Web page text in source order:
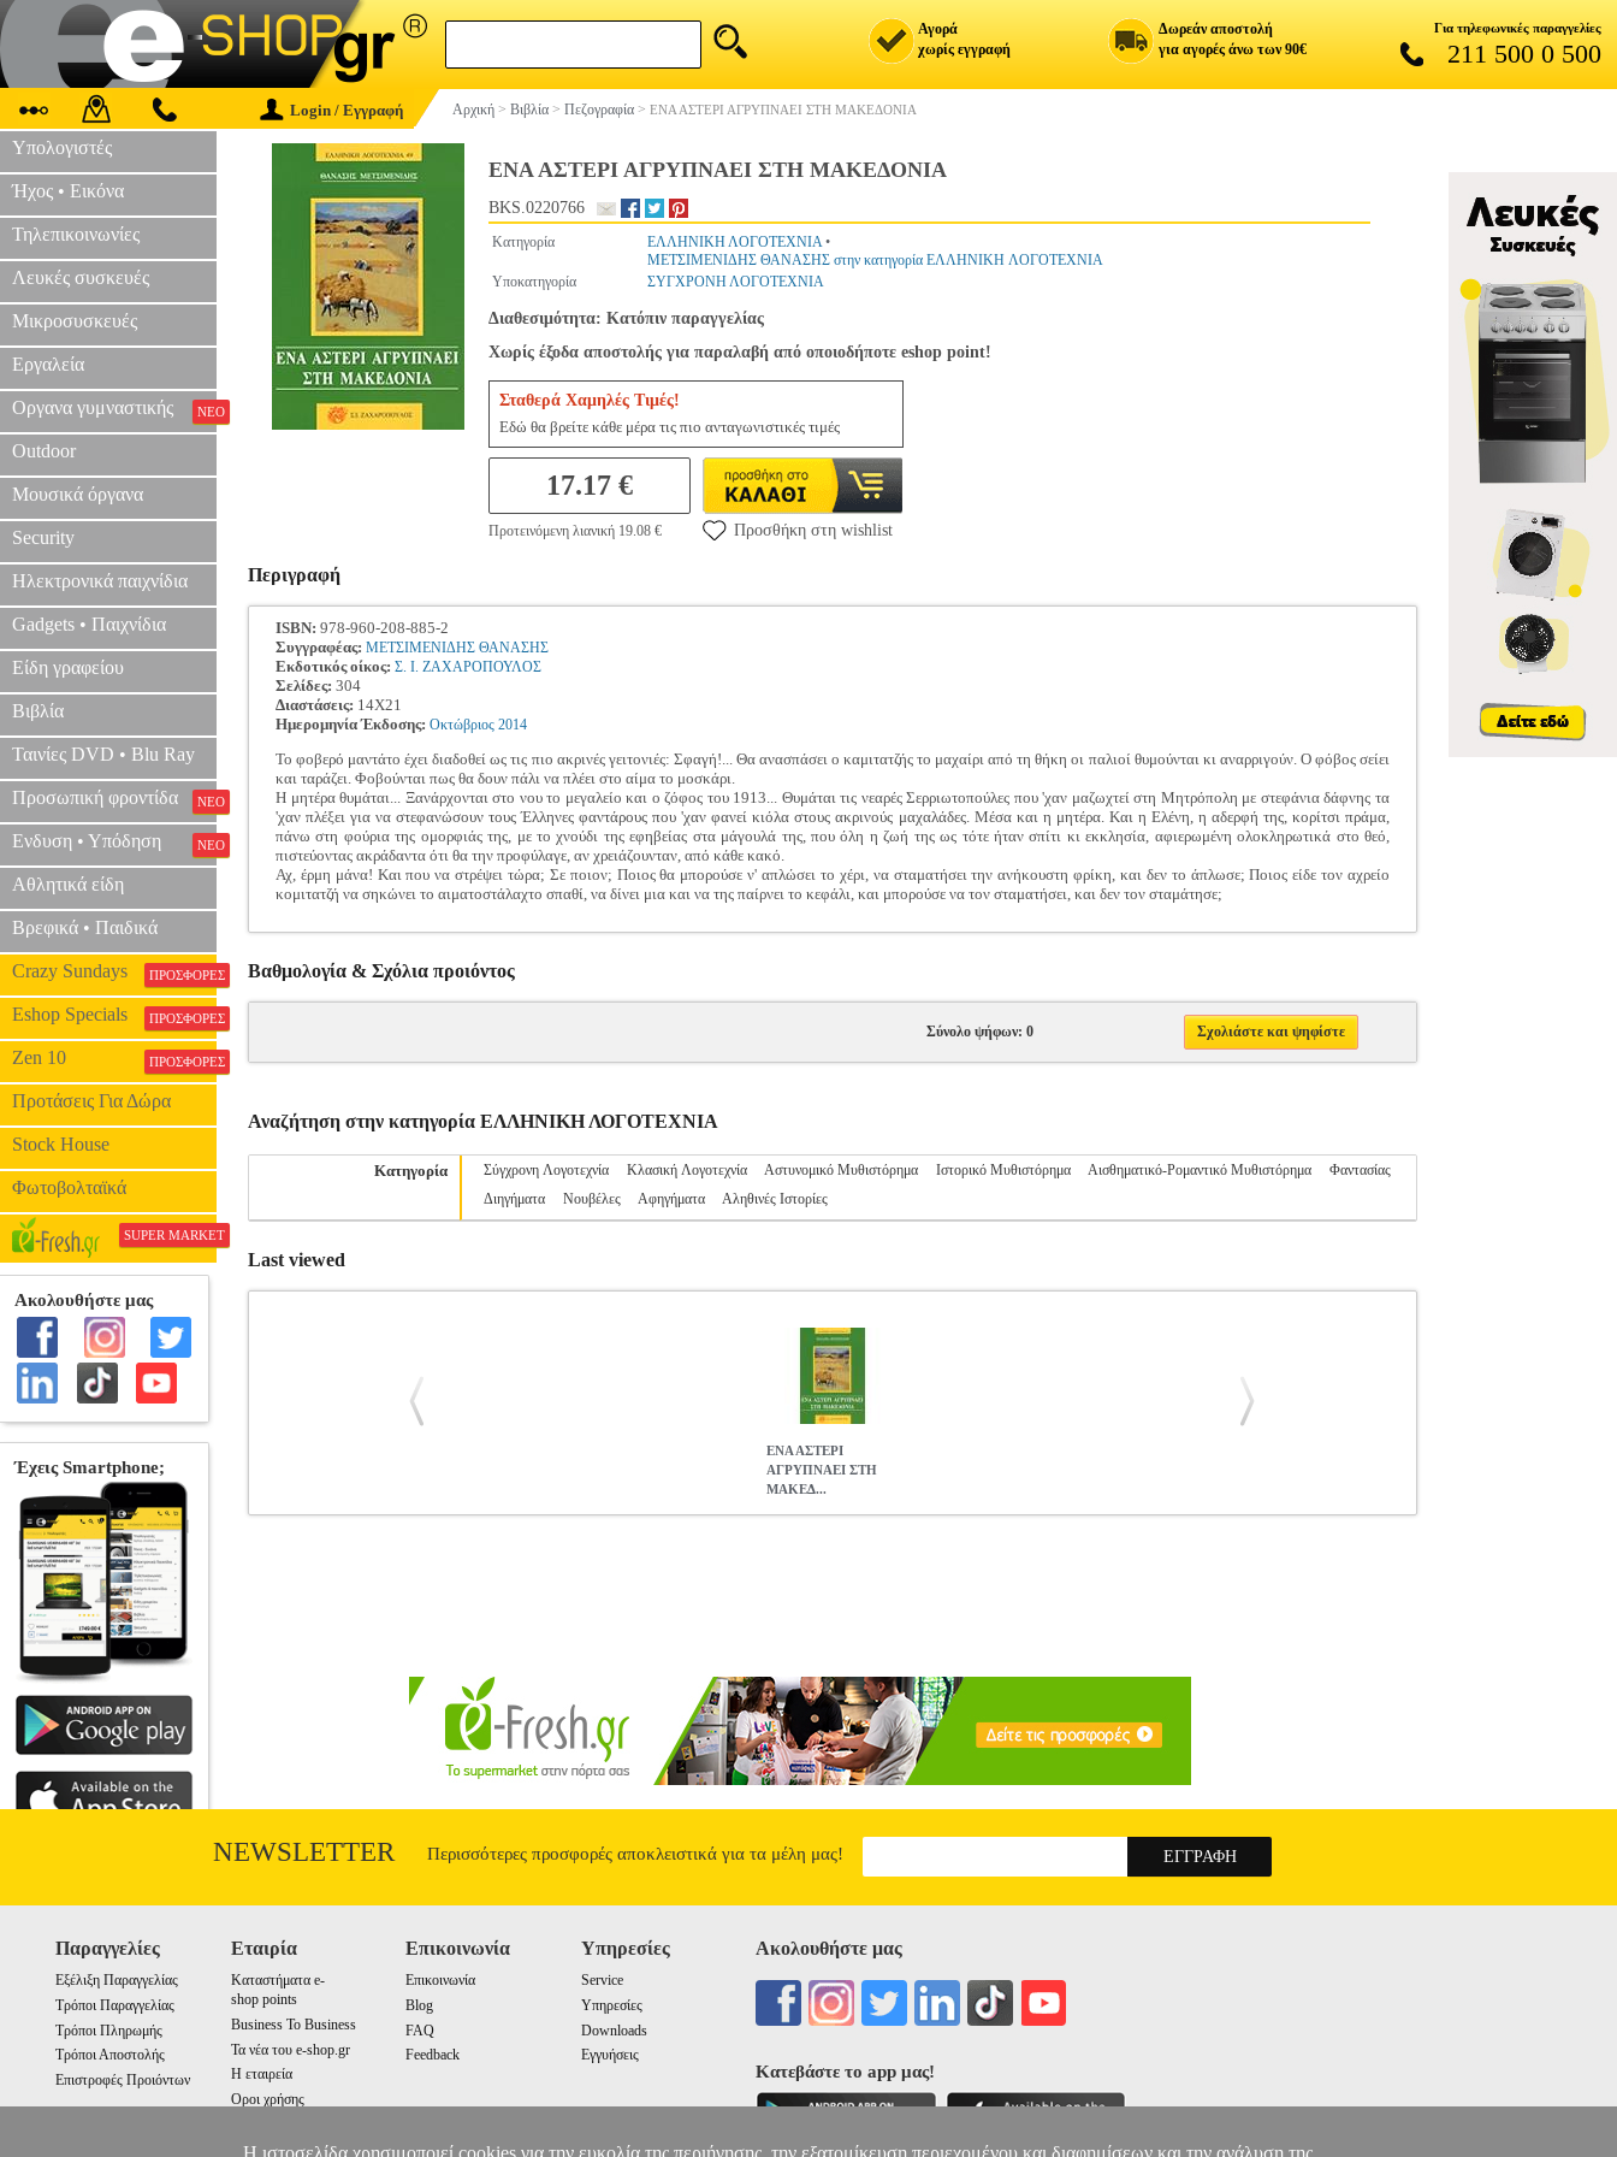
Αγορά
χωρίς εγγραφή
Δωρεάν αποστολή
για αγορές άνω των 90€
Για τηλεφωνικές παραγγελίες
211 500 0 500
Login / Εγγραφή Αρχική > Βιβλία > Πεζογραφία > ΕΝΑ ΑΣΤΕΡΙ ΑΓΡΥΠΝΑΕΙ ΣΤΗ ΜΑΚΕΔΟΝΙΑ
Υπολογιστές
Ήχος • Εικόνα
Τηλεπικοινωνίες
Λευκές συσκευές
Μικροσυσκευές
Εργαλεία
Οργανα γυμναστικής ΝΕΟ
Outdoor
Μουσικά όργανα
Security
Ηλεκτρονικά παιχνίδια
Gadgets • Παιχνίδια
Είδη γραφείου
Βιβλία
Ταινίες DVD • Blu Ray
Προσωπική φροντίδα ΝΕΟ
Ενδυση • Υπόδηση ΝΕΟ
Αθλητικά είδη
Βρεφικά • Παιδικά
Crazy Sundays ΠΡΟΣΦΟΡΕΣ
Eshop Specials ΠΡΟΣΦΟΡΕΣ
Zen 10 ΠΡΟΣΦΟΡΕΣ
Προτάσεις Για Δώρα
Stock House
Φωτοβολταϊκά
SUPER MARKET
ΕΝΑ ΑΣΤΕΡΙ ΑΓΡΥΠΝΑΕΙ ΣΤΗ ΜΑΚΕΔΟΝΙΑ
BKS.0220766
Κατηγορία ΕΛΛΗΝΙΚΗ ΛΟΓΟΤΕΧΝΙΑ•
ΜΕΤΣΙΜΕΝΙΔΗΣ ΘΑΝΑΣΗΣ στην κατηγορία ΕΛΛΗΝΙΚΗ ΛΟΓΟΤΕΧΝΙΑ
Υποκατηγορία
ΣΥΓΧΡΟΝΗ ΛΟΓΟΤΕΧΝΙΑ
Διαθεσιμότητα: Κατόπιν παραγγελίας
Χωρίς έξοδα αποστολής για παραλαβή από οποιοδήποτε eshop point!
Σταθερά Χαμηλές Τιμές!
Εδώ θα βρείτε κάθε μέρα τις πιο ανταγωνιστικές τιμές
17.17 €
Προτεινόμενη λιανική 19.08 € Προσθήκη στη wishlist
Περιγραφή
ISBN: 978-960-208-885-2
Συγγραφέας: ΜΕΤΣΙΜΕΝΙΔΗΣ ΘΑΝΑΣΗΣ
Εκδοτικός οίκος: Σ. Ι. ΖΑΧΑΡΟΠΟΥΛΟΣ
Σελίδες: 304
Διαστάσεις: 14Χ21
Ημερομηνία Έκδοσης: Οκτώβριος 2014
Το φοβερό μαντάτο έχει διαδοθεί ως τις πιο ακρινές γειτονιές: Σφαγή!... Θα ανασπάσει ο καμιτατζής το μαχαίρι από τη θήκη οι παλιοί θυμούνται κι αναρριγούν. Ο φόβος σείει
και ταράζει. Φοβούνται πως θα δουν πάλι να πλέει στο αίμα το μοσκάρι.
Η μητέρα θυμάται... Ξανάρχονται στο νου το μεγαλείο και ο ζόφος του 1913... Θυμάται τις νεαρές Σερριωτοπούλες που 'χαν μαζωχτεί στη Μητρόπολη με στεφάνια δάφνης τα
'χαν πλέξει για να στεφανώσουν τους Έλληνες φαντάρους που 'χαν φανεί κιόλα στους ακρινούς μαχαλάδες. Μέσα και η μητέρα. Και η Ελένη, η αδερφή της, κορίτσι πράμα,
πάνω στη φούρια της ομορφιάς της, με το χνούδι της εφηβείας στα μάγουλά της, που όλη η ζωή της ως τότε ήταν σπίτι κι εκκλησία, αφιερωμένη ολοκληρωτικά στο θεό,
πιστεύοντας ακράδαντα ότι θα την προφύλαγε, αν χρειάζουνταν, από κάθε κακό.
Αχ, έρμη μάνα! Και που να στρέψει τώρα; Σε ποιον; Ποιος θα μπορούσε ν' απλώσει το χέρι, να σταματήσει την ανήκουστη φρίκη, και δεν το άπλωσε; Ποιος είδε τον αχρείο
κομιτατζή να σηκώνει το αιματοστάλαχτο σπαθί, να δίνει μια και να της παίρνει το κεφάλι, και μπορούσε να τον σταματήσει, και δεν τον σταμάτησε;
Βαθμολογία & Σχόλια προιόντος
Σύνολο ψήφων: 0 Σχολιάστε και ψηφίστε
Αναζήτηση στην κατηγορία ΕΛΛΗΝΙΚΗ ΛΟΓΟΤΕΧΝΙΑ
Κατηγορία Σύγχρονη Λογοτεχνία Κλασική Λογοτεχνία Αστυνομικό Μυθιστόρημα Ιστορικό Μυθιστόρημα Αισθηματικό-Ρομαντικό Μυθιστόρημα
Φαντασίας
Διηγήματα
Νουβέλες Αφηγήματα Αληθινές Ιστορίες
Last viewed
ΕΝΑ ΑΣΤΕΡΙ
ΑΓΡΥΠΝΑΕΙ ΣΤΗ
ΜΑΚΕΔ...
στη φούρια της ομορφιάς της, με το χνούδι της εφηβείας στα μάγουλά της, που όλη η ζωή της ως τότε ήταν σπίτι κι εκκλησία, αφιερωμένη ολοκληρωτικά στο
θεό, πιστεύοντας ακράδαντα ότι θα την προφύλαγε, αν χρειάζουνταν, από κάθε κακό. Αχ, έρμη μάνα! Και που να στρέψει τώρα; Σε ποιον; Ποιος θα μπορούσε ν'
απλώσει το χέρι, να σταματήσει την ανήκουστη φρίκη, και δεν το άπλωσε; Ποιος είδε τον αχρείο κομιτατζή να σηκώνει το αιματοστάλαχτο σπαθί, να δίνει μια
και να της παίρνει το κεφάλι, και μπορούσε να τον σταματήσει, και δεν τον σταμάτησε;
ΕΝΑ ΑΣΤΕΡΙ ΑΓΡΥΠΝΑΕΙ ΣΤΗ ΜΑΚΕΔΟΝΙΑ
15.45
NEWSLETTER Περισσότερες προσφορές αποκλειστικά για τα μέλη μας!
Παραγγελίες
Εξέλιξη Παραγγελίας
Τρόποι Παραγγελίας
Τρόποι Πληρωμής
Τρόποι Αποστολής
Επιστροφές Προιόντων
Εταιρία
Καταστήματα e-
shop points
Business To Business
Τα νέα του e-shop.gr
Η εταιρεία
Οροι χρήσης
Επικοινωνία
Επικοινωνία
Blog
FAQ
Feedback
Υπηρεσίες
Service
Υπηρεσίες
Downloads
Εγγυήσεις
Ακολουθήστε μας
Κατεβάστε το app μας!